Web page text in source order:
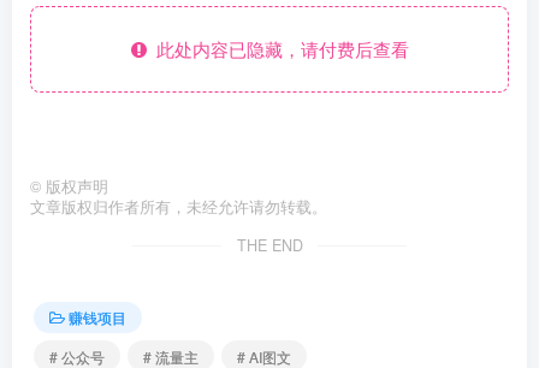
此处内容已隐藏，请付费后查看
© 版权声明
文章版权归作者所有，未经允许请勿转载。
THE END
赚钱项目
# 公众号
# 流量主 # AI图文